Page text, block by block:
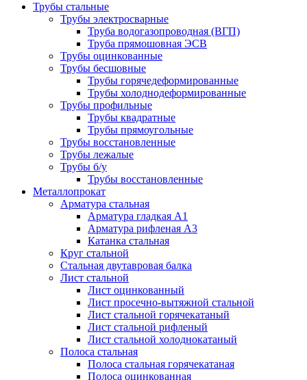
Трубы стальные
Трубы электросварные
Труба водогазопроводная (ВГП)
Труба прямошовная ЭСВ
Трубы оцинкованные
Трубы бесшовные
Трубы горячедеформированные
Трубы холоднодеформированные
Трубы профильные
Трубы квадратные
Трубы прямоугольные
Трубы восстановленные
Трубы лежалые
Трубы б/у
Трубы восстановленные
Металлопрокат
Арматура стальная
Арматура гладкая А1
Арматура рифленая А3
Катанка стальная
Круг стальной
Стальная двутавровая балка
Лист стальной
Лист оцинкованный
Лист просечно-вытяжной стальной
Лист стальной горячекатаный
Лист стальной рифленый
Лист стальной холоднокатаный
Полоса стальная
Полоса стальная горячекатаная
Полоса оцинкованная